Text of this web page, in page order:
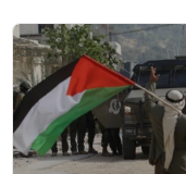
TEKNOLOJI
EKONOMI
SPOR